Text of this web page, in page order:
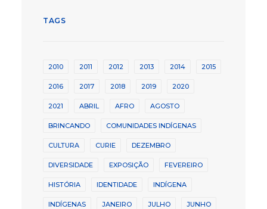
TAGS
2010 2011 2012 2013 2014 2015
2016 2017 2018 2019 2020
2021 ABRIL AFRO AGOSTO
BRINCANDO COMUNIDADES INDÍGENAS
CULTURA CURIE DEZEMBRO
DIVERSIDADE EXPOSIÇÃO FEVEREIRO
HISTÓRIA IDENTIDADE INDÍGENA
INDÍGENAS JANEIRO JULHO JUNHO